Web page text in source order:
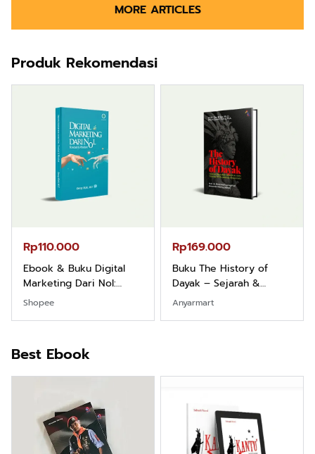
MORE ARTICLES
Produk Rekomendasi
Rp110.000
Ebook & Buku Digital
Marketing Dari Nol:
Fondasi & Mindset untuk
Pemula
Shopee
Rp169.000
Buku The History of
Dayak – Sejarah &
Identitas Borneo Asli
Anyarmart
Best Ebook